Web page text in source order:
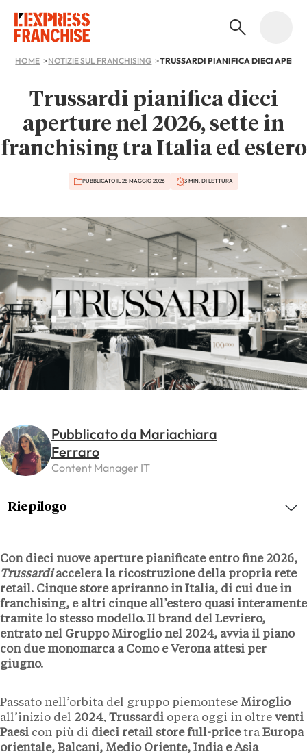
HOME NOTIZIE SUL FRANCHISING
Trussardi pianifica dieci
aperture nel 2026, sette in
franchising tra Italia ed estero
PUBBLICATO IL 28 MAGGIO 2026 3 MIN. DI LETTURA
Pubblicato da Mariachiara
Ferraro
Content Manager IT
Con dieci nuove aperturepianificate entro fine 2026,
Trussardiaccelera la ricostruzione della propria rete
retail. Cinque storeapriranno in Italia, di cui due in
franchising, e altri cinqueall’estero quasi interamente
tramite lo stesso modello. Il brand del Levriero,
entrato nel Gruppo Miroglionel 2024, avvia il piano
con due monomarca a Comoe Veronaattesi per
giugno.
Passato nell’orbita del gruppo piemontese Miroglio
all’inizio del 2024, Trussardi opera oggi in oltre venti
Paesi con più di dieci retail store full-pricetra Europa
orientale, Balcani, Medio Oriente, India e Asia
Riepilogo